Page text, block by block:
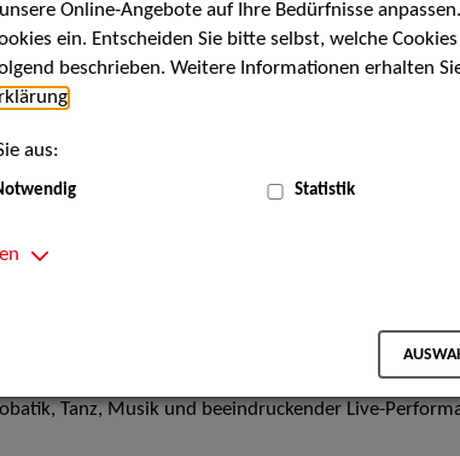
nach Künstler*innen Über uns
Aktionen für Kinder und Familien. Die Stuttgart Street
am 18. Juli 2026 von12 bis 18 Uhr in eine
Tanz, Musik und beeindruckender Live-
Online-Angebote auf Ihre Bedürfnisse
ein. Entscheiden Sie bitte selbst, welche
beschrieben. Weitere Informationen erhalten
aus:
Statistik